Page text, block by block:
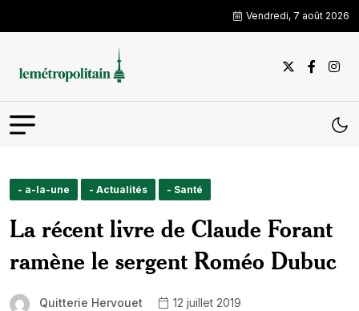
Vendredi, 7 août 2026
- a-la-une - Actualités - Santé
La récent livre de Claude Forant
ramène le sergent Roméo Dubuc
Quitterie Hervouet
12 juillet 2019